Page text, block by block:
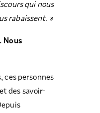
qui nous
rabaissent. »
Nous
ces personnes
des savoir-